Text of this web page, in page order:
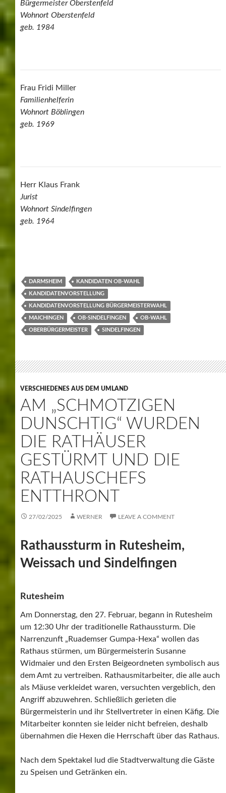
Bürgermeister Oberstenfeld
Wohnort Oberstenfeld
geb. 1984
Frau Fridi Miller
Familienhelferin
Wohnort Böblingen
geb. 1969
Herr Klaus Frank
Jurist
Wohnort Sindelfingen
geb. 1964
DARMSHEIM KANDIDATEN OB-WAHL
KANDIDATENVORSTELLUNG
KANDIDATENVORSTELLUNG BÜRGERMEISTERWAHL
MAICHINGEN OB-SINDELFINGEN OB-WAHL
OBERBÜRGERMEISTER SINDELFINGEN
VERSCHIEDENES AUS DEM UMLAND
AM „SCHMOTZIGEN
DUNSCHTIG“ WURDEN
DIE RATHÄUSER
GESTÜRMT UND DIE
RATHAUSCHEFS
ENTTHRONT
27/02/2025 WERNER LEAVE A COMMENT
Rathaussturm in Rutesheim,
Weissach und Sindelfingen
Rutesheim
Am Donnerstag, den 27. Februar, begann in Rutesheim
um 12:30 Uhr der traditionelle Rathaussturm. Die
Narrenzunft „Ruademser Gumpa-Hexa“ wollen das
Rathaus stürmen, um Bürgermeisterin Susanne
Widmaier und den Ersten Beigeordneten symbolisch aus
dem Amt zu vertreiben. Rathausmitarbeiter, die alle auch
als Mäuse verkleidet waren, versuchten vergeblich, den
Angriff abzuwehren. Schließlich gerieten die
Bürgermeisterin und ihr Stellvertreter in einen Käfig. Die
Mitarbeiter konnten sie leider nicht befreien, deshalb
übernahmen die Hexen die Herrschaft über das Rathaus.
Nach dem Spektakel lud die Stadtverwaltung die Gäste
zu Speisen und Getränken ein.